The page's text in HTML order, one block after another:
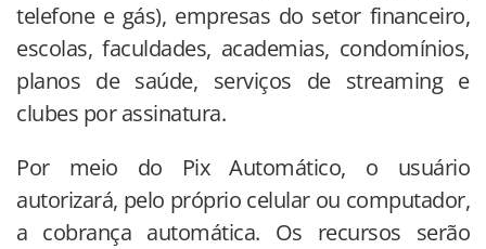
telefone e gás), empresas do setor financeiro,
escolas, faculdades, academias, condomínios,
planos de saúde, serviços de streaming e
clubes por assinatura.
Por meio do Pix Automático, o usuário
autorizará, pelo próprio celular ou computador,
a cobrança automática. Os recursos serão